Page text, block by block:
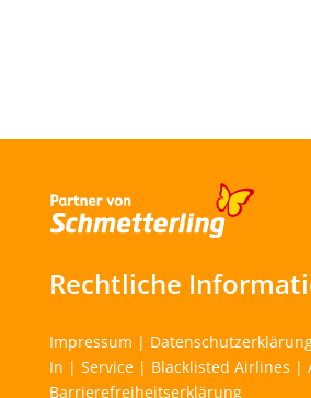
Rechtliche
Impressum |
In | Service| Blacklisted Airlines |
Barrierefreiheitserklärung